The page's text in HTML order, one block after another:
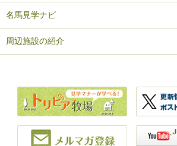
名馬見学ナビ
周辺施設の紹介